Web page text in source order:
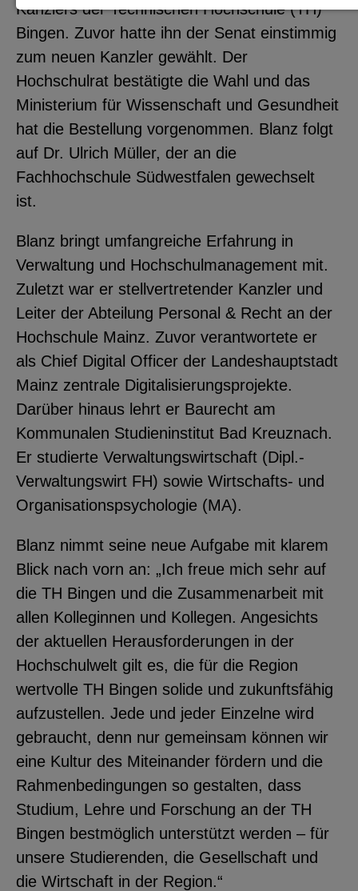
Kanzlers der Technischen Hochschule (TH)
Bingen. Zuvor hatte ihn der Senat einstimmig
zum neuen Kanzler gewählt. Der
Hochschulrat bestätigte die Wahl und das
Ministerium für Wissenschaft und Gesundheit
hat die Bestellung vorgenommen. Blanz folgt
auf Dr. Ulrich Müller, der an die
Fachhochschule Südwestfalen gewechselt
ist.
Blanz bringt umfangreiche Erfahrung in
Verwaltung und Hochschulmanagement mit.
Zuletzt war er stellvertretender Kanzler und
Leiter der Abteilung Personal & Recht an der
Hochschule Mainz. Zuvor verantwortete er
als Chief Digital Officer der Landeshauptstadt
Mainz zentrale Digitalisierungsprojekte.
Darüber hinaus lehrt er Baurecht am
Kommunalen Studieninstitut Bad Kreuznach.
Er studierte Verwaltungswirtschaft (Dipl.-
Verwaltungswirt FH) sowie Wirtschafts- und
Organisationspsychologie (MA).
Blanz nimmt seine neue Aufgabe mit klarem
Blick nach vorn an: „Ich freue mich sehr auf
die TH Bingen und die Zusammenarbeit mit
allen Kolleginnen und Kollegen. Angesichts
der aktuellen Herausforderungen in der
Hochschulwelt gilt es, die für die Region
wertvolle TH Bingen solide und zukunftsfähig
aufzustellen. Jede und jeder Einzelne wird
gebraucht, denn nur gemeinsam können wir
eine Kultur des Miteinander fördern und die
Rahmenbedingungen so gestalten, dass
Studium, Lehre und Forschung an der TH
Bingen bestmöglich unterstützt werden – für
unsere Studierenden, die Gesellschaft und
die Wirtschaft in der Region.“
Notwendige Cookies zur Session-
Verwaltung und für die generelle
Funktionalität der Seite (immer
notwendig).
EXTERNE MEDIEN
Benutzerdaten durch
Drittanbieter, bspw. über das
Einbinden externer Videos,
Standortdaten oder
Stellenanzeigen.
YouTube
ChatBot